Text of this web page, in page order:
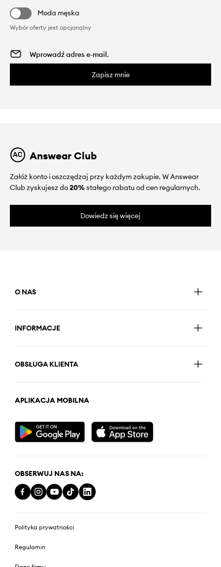
Moda męska
Wybór oferty jest opcjonalny
Zapisz mnie
Answear Club
Załóż konto i oszczędzaj przy każdym zakupie. W Answear
Club zyskujesz do20%stałego rabatu od cen regularnych.
Dowiedz się więcej
O NAS
INFORMACJE
OBSŁUGA KLIENTA
APLIKACJA MOBILNA
OBSERWUJ NAS NA:
Polityka prywatności
Regulamin